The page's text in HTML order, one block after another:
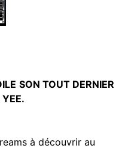
SON TOUT DERNIER
à découvrir au